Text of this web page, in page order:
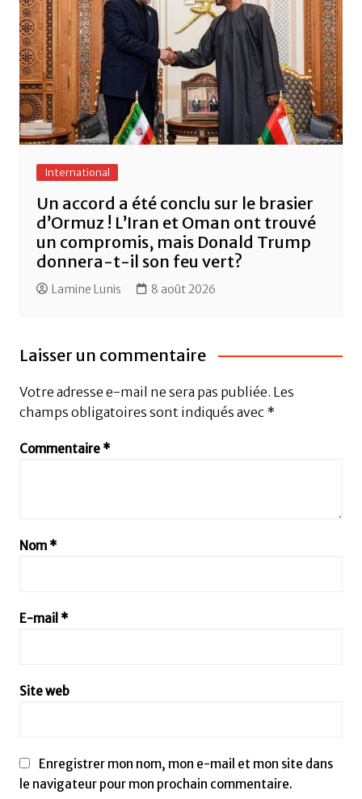
International
Un accord a été conclu sur le brasier
d’Ormuz ! L’Iran et Oman ont trouvé
un compromis, mais Donald Trump
donnera-t-il son feu vert?
Lamine Lunis 8 août 2026
Laisser un commentaire
Votre adresse e-mail ne sera pas publiée. Les
champs obligatoires sont indiqués avec *
Commentaire *
Nom *
E-mail *
Site web
Enregistrer mon nom, mon e-mail et mon site dans
le navigateur pour mon prochain commentaire.